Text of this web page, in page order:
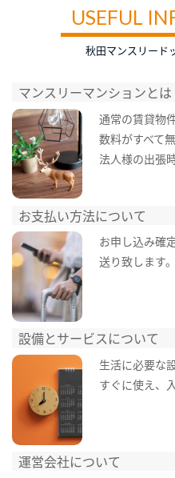
USEFUL
秋田マンスリード
マンスリーマンションとは
通常の賃貸物
数料がすべて
法人様の出張
お支払い方法について
お申し込み確
送り致します。
設備とサービスについて
生活に必要な
すぐに使え、
運営会社について